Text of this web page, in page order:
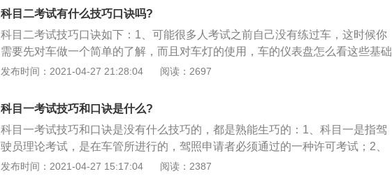
和刹车；挂上一挡要出库，车头触线左打足；车头盖线车停好，方向不动把车
倒；看准右镜等库线，夹角30回一圈，等到车与线平行，回正方向整两圈，左镜
盖住库前角，踩住离合和刹车；挂上一挡要出库，车头触线右打足；车头盖线车
停好，调正车身本领高；2、上坡起步上坡起步要放松，右线对准雨刷中。中轴
对准白线后，调正车身看右镜。小于三十公分好，缓缓起步看左镜；左镜压线踩
听声变了放脚刹；车速缓缓向前走，上坡起步完成啦；3、直角拐弯弯前一挡车
速慢，摆正车身是关键；左边三十公分好，不能压线要记牢；车头接近突起点，
左打方向莫迟延；后视镜中看后轮，打回方向别慌乱；4、曲线行驶车头先把曲
一圈方向要回稳。右棱快要触左线，半圈方向要瞄准；5、侧方停车侧方停车在
科目二考试有什么技巧口诀吗?
科目二考试技巧口诀如下：1、可能很多人考试之前自己没有练过车，这时候你
需要先对车做一个简单的了解，而且对车灯的使用，车的仪表盘怎么看这些基础
的知识做一个总结，这样对后面学习点位很有帮助；2、上车的时候注意坐姿，
养脚感，离合掌握的好不好直接决定你的科二能不能通过，所以最好多换几辆教
练车来培养一下脚感，毕竟每辆车的离合都是不一样的，自己多踩几下就能掌握
好这个度，这样才能保证自己考试时不熄火；4、有些人可能对车天生敏感，或
是之前就开过车，所以觉得考试的时候肯定能过，但越是这样的越可能过不了，
反而是那些经常挨教练骂的能过去。
发布时间：2021-04-27 21:28:04 阅读：2697
科目一考试技巧和口诀是什么?
科目一考试技巧和口诀是没有什么技巧的，都是熟能生巧的：1、科目一是指驾
驶员理论考试，是在车管所进行的，驾照申请者必须通过的一种许可考试；2、
考试内容包括驾车理论基础、道路安全法律法规、交通信号、通行规则等最基本
发布时间：2021-04-27 15:17:04 阅读：2387